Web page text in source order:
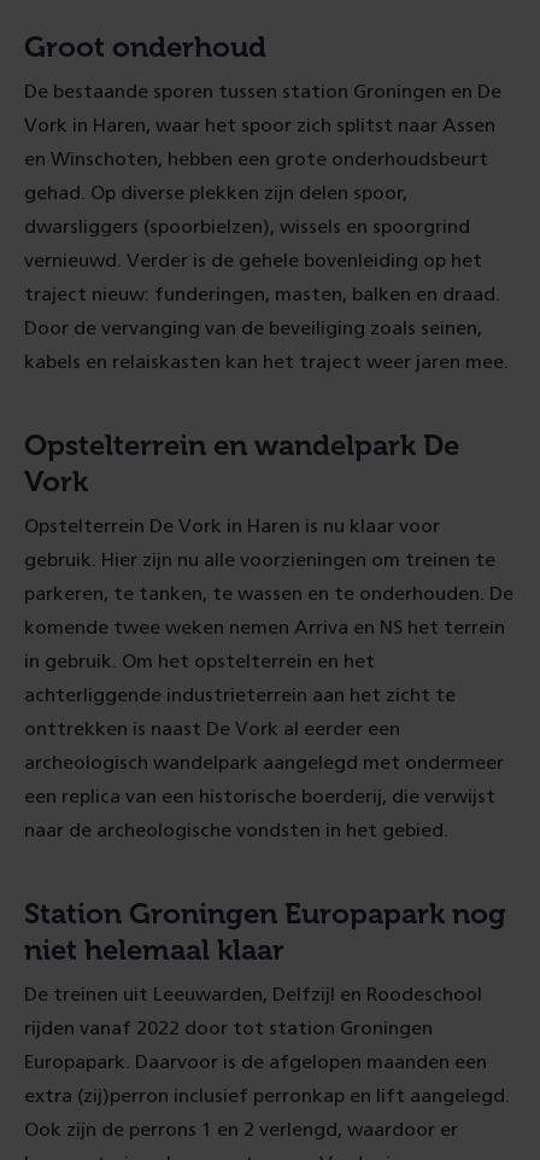
Groot onderhoud
De bestaande sporen tussen station Groningen en De
Vork in Haren, waar het spoor zich splitst naar Assen
en Winschoten, hebben een grote onderhoudsbeurt
gehad. Op diverse plekken zijn delen spoor,
dwarsliggers (spoorbielzen), wissels en spoorgrind
vernieuwd. Verder is de gehele bovenleiding op het
traject nieuw: funderingen, masten, balken en draad.
Door de vervanging van de beveiliging zoals seinen,
kabels en relaiskasten kan het traject weer jaren mee.
Opstelterrein en wandelpark De
Vork
Opstelterrein De Vork in Haren is nu klaar voor
gebruik. Hier zijn nu alle voorzieningen om treinen te
parkeren, te tanken, te wassen en te onderhouden. De
komende twee weken nemen Arriva en NS het terrein
in gebruik. Om het opstelterrein en het
achterliggende industrieterrein aan het zicht te
onttrekken is naast De Vork al eerder een
archeologisch wandelpark aangelegd met ondermeer
een replica van een historische boerderij, die verwijst
naar de archeologische vondsten in het gebied.
Station Groningen Europapark nog
niet helemaal klaar
De treinen uit Leeuwarden, Delfzijl en Roodeschool
rijden vanaf 2022 door tot station Groningen
Europapark. Daarvoor is de afgelopen maanden een
extra (zij)perron inclusief perronkap en lift aangelegd.
Ook zijn de perrons 1 en 2 verlengd, waardoor er